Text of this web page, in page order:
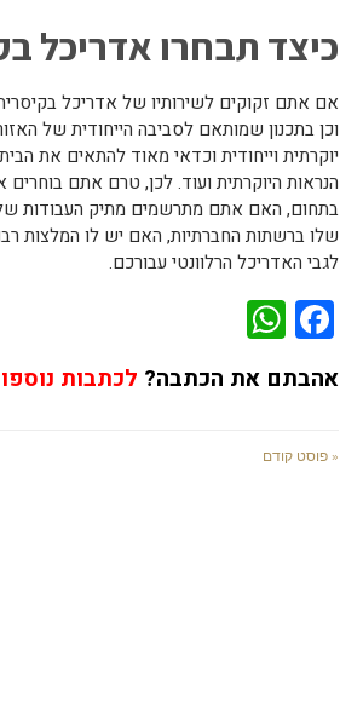
כיצד תבחרו אדריכל
אם אתם זקוקים לשירותיו של אדריכל
וכן בתכנון שמותאם לסביבה הייחודית של
יוקרתית וייחודית וכדאי מאוד להתאים את
הנראות היוקרתית ועוד. לכן, טרם אתם
בתחום, האם אתם מתרשמים מתיק העבודות
שלו ברשתות החברתיות, האם יש לו המלצות
לגבי האדריכל הרלוונטי עבורכם.
Facebook
אהבתם את הכתבה? לכתבות
« פוסט קודם